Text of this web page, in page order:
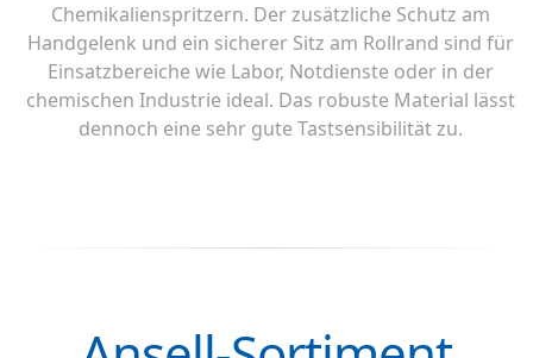
Chemikalienspritzern. Der zusätzliche Schutz am
Handgelenk und ein sicherer Sitz am Rollrand sind für
Einsatzbereiche wie Labor, Notdienste oder in der
chemischen Industrie ideal. Das robuste Material lässt
dennoch eine sehr gute Tastsensibilität zu.